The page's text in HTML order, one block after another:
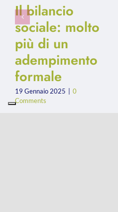
Il bilancio
sociale: molto
più di un
adempimento
formale
19 Gennaio 2025 | 0
Comments